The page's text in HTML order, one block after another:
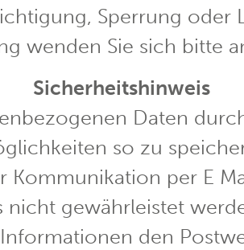
Sperrung oder
wenden Sie sich bitte
Sicherheitshinweis
Daten
so zu
Kommunikation per E
gewährleistet
den